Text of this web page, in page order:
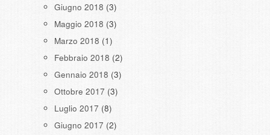
Giugno 2018 (3)
Maggio 2018 (3)
Marzo 2018 (1)
Febbraio 2018 (2)
Gennaio 2018 (3)
Ottobre 2017 (3)
Luglio 2017 (8)
Giugno 2017 (2)